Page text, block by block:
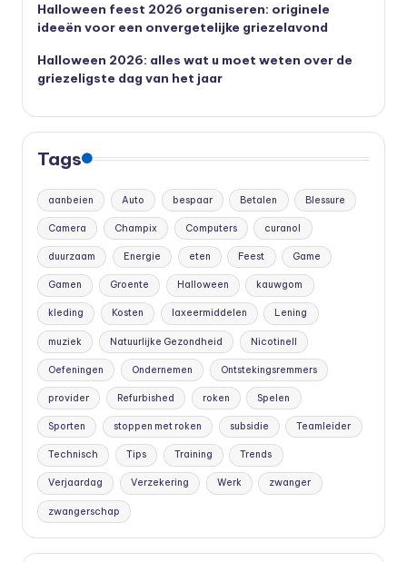
Halloween feest 2026 organiseren: originele
ideeën voor een onvergetelijke griezelavond
Halloween 2026: alles wat u moet weten over de
griezeligste dag van het jaar
Tags
aanbeien Auto bespaar Betalen Blessure
Camera Champix Computers curanol
duurzaam Energie eten Feest Game
Gamen Groente Halloween kauwgom
kleding Kosten laxeermiddelen Lening
muziek Natuurlijke Gezondheid Nicotinell
Oefeningen Ondernemen Ontstekingsremmers
provider Refurbished roken Spelen
Sporten stoppen met roken subsidie Teamleider
Technisch Tips Training Trends
Verjaardag Verzekering Werk zwanger
zwangerschap